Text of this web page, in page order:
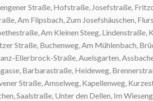
Straße, Hofstraße, Josefstraße,
Am Flipsbach, Zum Josefshäuschen,
Am Kleinen Steeg, Lindenstraße,
Straße, Buchenweg, Am Mühlenbach,
Ellerbrock-Straße, Auelsgarten,
Barbarastraße, Heideweg,
Straße, Amselweg, Kapellenweg,
Saalstraße, Unter den Dellen, Im